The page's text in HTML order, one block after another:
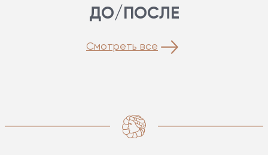
ДО/ПОСЛЕ
Смотреть все